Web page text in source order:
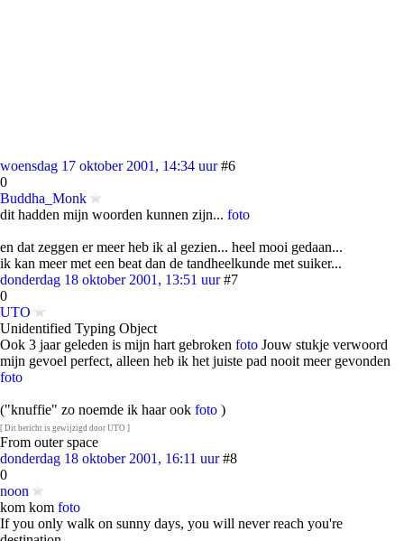
woensdag 17 oktober 2001, 14:34 uur #6
0
Buddha_Monk
dit hadden mijn woorden kunnen zijn... foto
en dat zeggen er meer heb ik al gezien... heel mooi gedaan...
ik kan meer met een beat dan de tandheelkunde met suiker...
donderdag 18 oktober 2001, 13:51 uur #7
0
UTO
Unidentified Typing Object
Ook 3 jaar geleden is mijn hart gebroken foto Jouw stukje verwoord
mijn gevoel perfect, alleen heb ik het juiste pad nooit meer gevonden
foto
("knuffie" zo noemde ik haar ook foto )
[ Dit bericht is gewijzigd door UTO ]
From outer space
donderdag 18 oktober 2001, 16:11 uur #8
0
noon
kom kom foto
If you only walk on sunny days, you will never reach you're